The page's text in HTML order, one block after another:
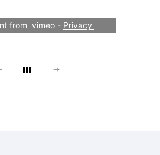
from  vimeo - Privacy